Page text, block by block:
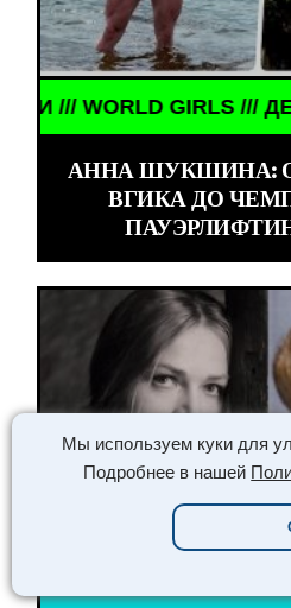
Мы используем куки для
Подробнее в нашей
/// WORLD GIRLS
АННА ШУКШИНА:
ВГИКА ДО